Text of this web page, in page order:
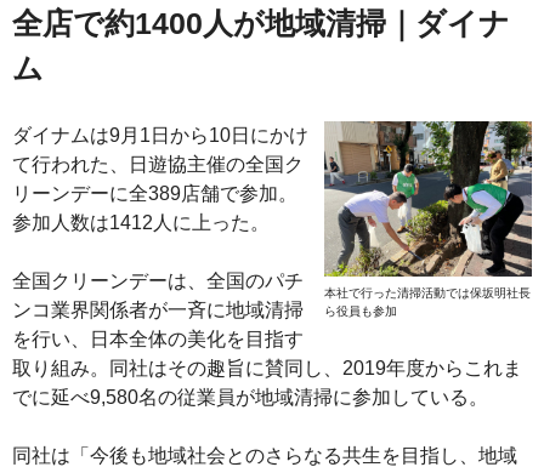
全店で約1400人が地域清掃｜ダイナ
ム
本社で行った清掃活動では保坂明社長
ら役員も参加
ダイナムは9月1日から10日にかけ
て行われた、日遊協主催の全国ク
リーンデーに全389店舗で参加。
参加人数は1412人に上った。
全国クリーンデーは、全国のパチ
ンコ業界関係者が一斉に地域清掃
を行い、日本全体の美化を目指す
取り組み。同社はその趣旨に賛同し、2019年度からこれま
でに延べ9,580名の従業員が地域清掃に参加している。
同社は「今後も地域社会とのさらなる共生を目指し、地域